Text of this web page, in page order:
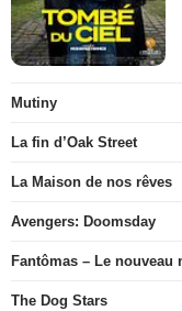
Mutiny
La fin d’Oak Street
La Maison de nos rêves
Avengers: Doomsday
Fantômas – Le nouveau
The Dog Stars